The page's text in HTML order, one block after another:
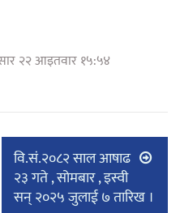
२२ आइतवार १५:५४
वि.सं.२०८२ साल आषाढ
२३ गते , सोमबार , इस्वी
सन् २०२५ जुलाई ७ तारिख ।